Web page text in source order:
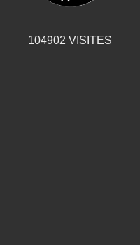
104902 VISITES